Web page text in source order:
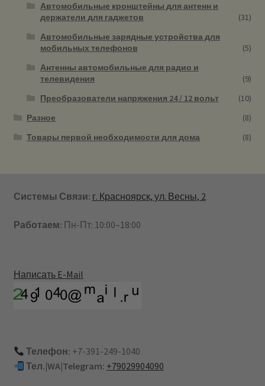
Автомобильные кронштейны для антенн и
держатели для гаджетов
(31)
Автомобильные зарядные устройства для
мобильных телефонов
(5)
Антенны автомобильные для радио и
телевидения
(9)
Преобразователи напряжения 24 / 12 вольт
(10)
Разное
(8)
Товары первой необходимости для дома
(8)
Системы Связи: г. Красноярск, ул. Весны, 2
Работаем: Пн-Пт: 10:00–18:00
Написать E-Mail
Телефон: +7-391-249-1040
Тел.|WA|Telegram: +79029904090